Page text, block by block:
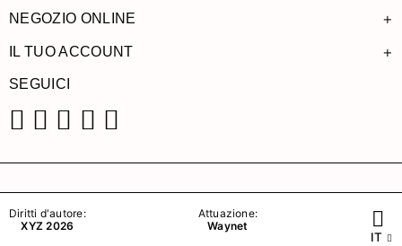
NEGOZIO ONLINE +
IL TUO ACCOUNT +
SEGUICI
Diritti d'autore:
XYZ 2026
Attuazione:
Waynet
IT